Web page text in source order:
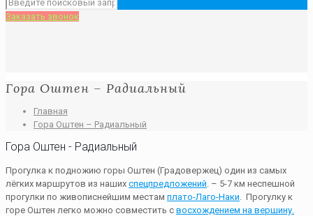
Заказать звонок
Гора Оштен – Радиальный
Главная
Гора Оштен – Радиальный
Гора Оштен - Радиальный
Прогулка к подножию горы Оштен (Градовержец) один из самых
лёгких маршрутов из наших спецпредложений . – 5-7 км неспешной
прогулки по живописнейшим местам плато-Лаго-Наки . Прогулку к
горе Оштен легко можно совместить с восхождением на вершину.